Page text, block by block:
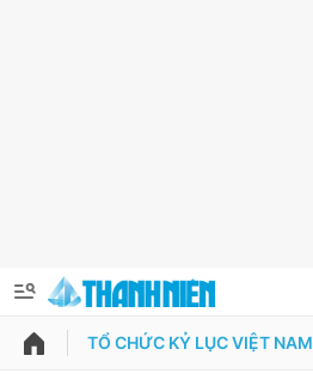
QUẢNG CÁO ĐẶT BÁO
TỔ CHỨC KỶ LỤC VIỆT NAM